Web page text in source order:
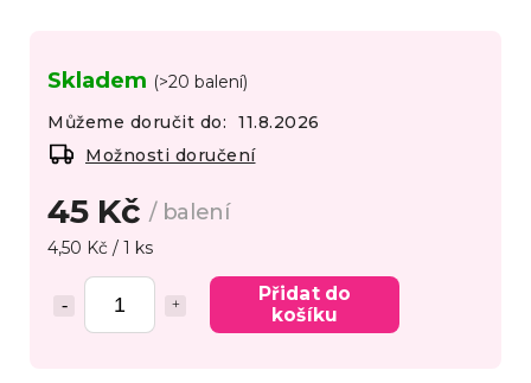
45 Kč/ balení
4,50 Kč / 1 ks
Přidat do
košíku
Skladem (>20 balení)
Můžeme doručit do:
11.8.2026
Možnosti doručení